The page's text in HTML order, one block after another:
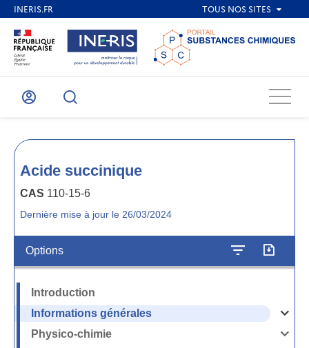
Mon
Recherche
Menu
Acide succinique
CAS 110-15-6
Dernière mise à jour le 26/03/2024
Options
Introduction
Informations générales
Ouvrir
la
Physico-chimie
Ouvrir